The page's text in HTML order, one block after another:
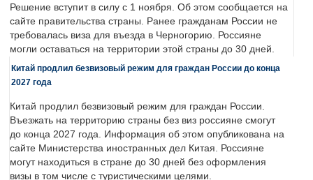
Решение вступит в силу с 1 ноября. Об этом сообщается на
сайте правительства страны. Ранее гражданам России не
требовалась виза для въезда в Черногорию. Россияне
могли оставаться на территории этой страны до 30 дней.
Китай продлил безвизовый режим для граждан России до конца
2027 года
Китай продлил безвизовый режим для граждан России.
Въезжать на территорию страны без виз россияне смогут
до конца 2027 года. Информация об этом опубликована на
сайте Министерства иностранных дел Китая. Россияне
могут находиться в стране до 30 дней без оформления
визы в том числе с туристическими целями.